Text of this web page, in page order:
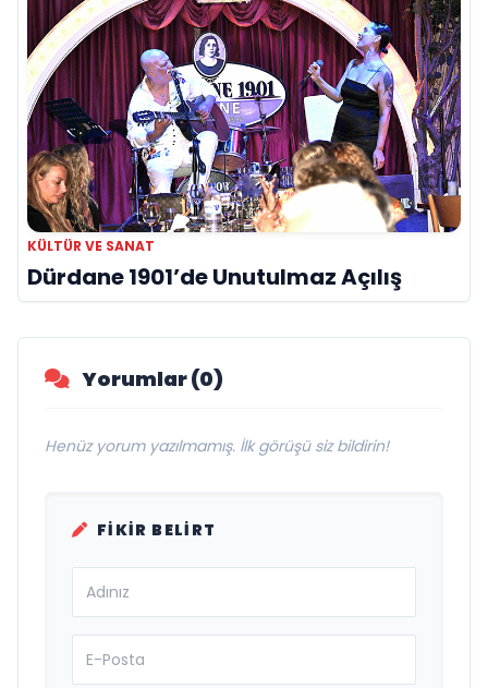
KÜLTÜR VE SANAT
Dürdane 1901’de Unutulmaz Açılış
Yorumlar (0)
Henüz yorum yazılmamış. İlk görüşü siz bildirin!
FIKIR BELIRT